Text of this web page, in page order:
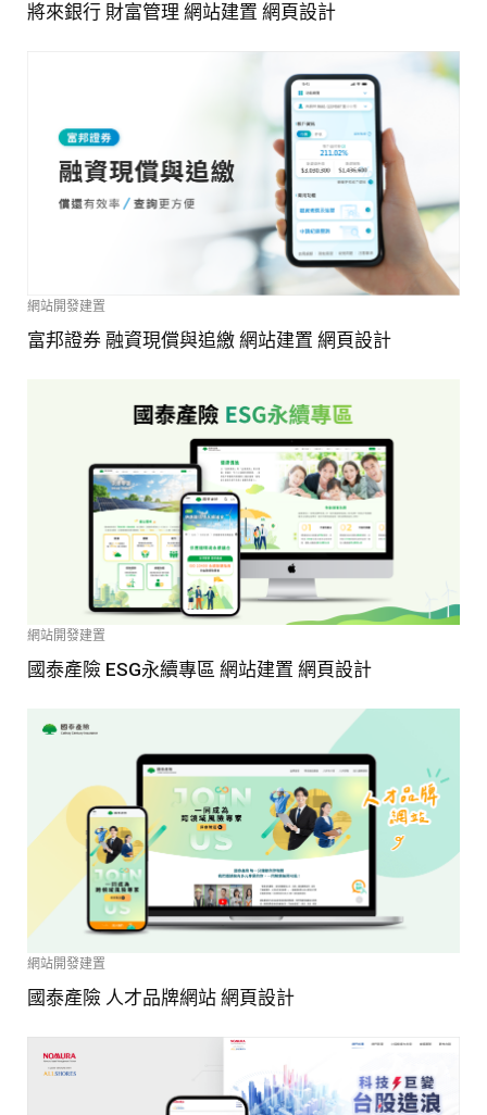
將來銀行 財富管理 網站建置 網頁設計
網站開發建置
富邦證券 融資現償與追繳 網站建置 網頁設計
網站開發建置
國泰產險 ESG永續專區 網站建置 網頁設計
網站開發建置
國泰產險 人才品牌網站 網頁設計